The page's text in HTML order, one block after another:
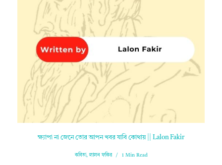
ক্ষ্যাপা না জেনে তোর আপন খবর যাবি কোথায় || Lalon Fakir
কবিতা,লালন ফকির 1 Min Read